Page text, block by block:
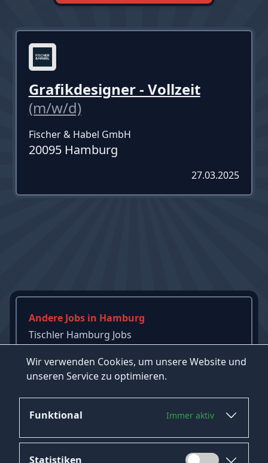
Wir verwenden Cookies, um unsere Website und
unseren Service zu optimieren.
Funktional Immer aktiv
Statistiken
Grafikdesigner - Vollzeit
(m/w/d)
Fischer & Habel GmbH
20095 Hamburg
27.03.2025
Andere Jobs in Hamburg
Tischler Hamburg Jobs
Fachlagerist Hamburg Jobs
Mehr Jobs in Hamburg ansehen